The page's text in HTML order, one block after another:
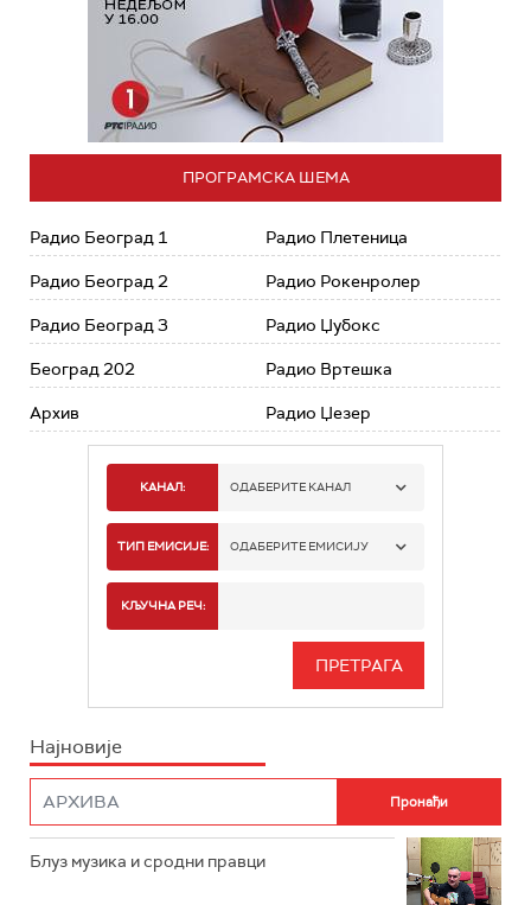
ПРОГРАМСКА ШЕМА
Радио Београд 1
Радио Београд 2
Радио Београд 3
Београд 202
Архив
Радио Плетеница
Радио Рокенролер
Радио Џубокс
Радио Вртешка
Радио Џезер
КАНАЛ: ОДАБЕРИТЕ КАНАЛ
РАДИО БЕОГРАД 1
РАДИО БЕОГРАД 3
РАДИО РОКЕНРОЛЕР
ТИП ЕМИСИЈЕ: ОДАБЕРИТЕ ЕМИСИЈУ
ИНФО
КЉУЧНА РЕЧ:
Најновије
Блуз музика и сродни правци